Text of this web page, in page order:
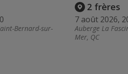
Bernard-sur-
2 frères
7 août 2026,
Auberge La
Mer, QC